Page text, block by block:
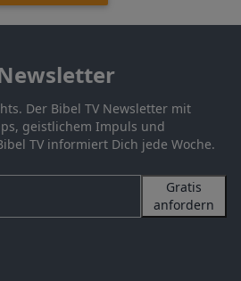
Der Bibel TV Newsletter mit
geistlichem Impuls und
TV informiert Dich jede Woche.
Gratis
anfordern